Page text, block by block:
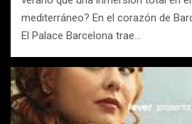
mediterráneo? En el corazón de
El Palace Barcelona trae…